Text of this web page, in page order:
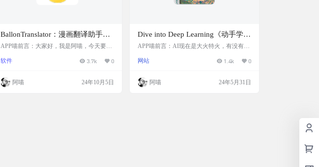
BallonTranslator：漫画翻译助手，
深度学习辅助漫画翻译工具, 支持
APP喵前言：大家好，我是阿喵，今天要给
nTranslator。这个工具利用深度学习技术，
键机翻，还能进行简单的图像和文本编辑，
是漫画爱好者和翻译者的得力助手。 工具简
软件 3.7k 0
阿喵 24年10月5日
Dive into Deep Learning《动手学深
度学习》：面向中文读者的能运
APP喵前言：AI现在是大火特火，有没有想
家推荐这个《动手学深度学习》第二版书
学习教科书 含 PyTorch、NumPy/MXNet、Te
nsorFlow 和 PaddlePaddle 实现 被全球 70 多
网站 1.4k 0
阿喵 24年5月31日